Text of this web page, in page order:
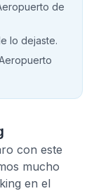
de
lo dejaste.
con este
mucho
en el